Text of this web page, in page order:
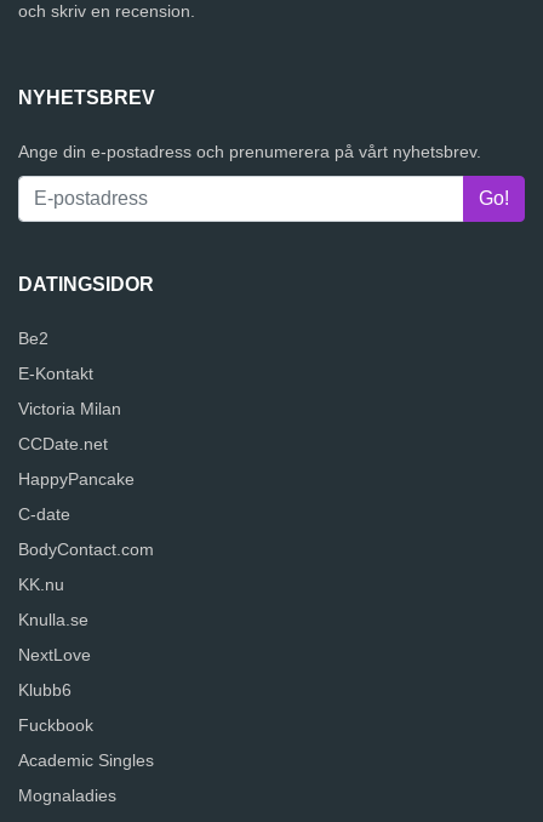
och skriv en recension.
NYHETSBREV
Ange din e-postadress och prenumerera på vårt nyhetsbrev.
DATINGSIDOR
Be2
E-Kontakt
Victoria Milan
CCDate.net
HappyPancake
C-date
BodyContact.com
KK.nu
Knulla.se
NextLove
Klubb6
Fuckbook
Academic Singles
Mognaladies